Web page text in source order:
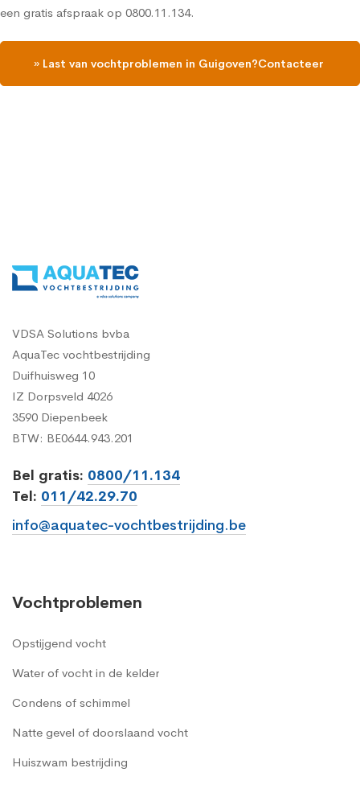
een gratis afspraak op 0800.11.134.
» Last van vochtproblemen in Guigoven?Contacteer
VDSA Solutions bvba
AquaTec vochtbestrijding
Duifhuisweg 10
IZ Dorpsveld 4026
3590 Diepenbeek
BTW: BE0644.943.201
Bel gratis: 0800/11.134
Tel: 011/42.29.70
info@aquatec-vochtbestrijding.be
Vochtproblemen
Opstijgend vocht
Water of vocht in de kelder
Condens of schimmel
Natte gevel of doorslaand vocht
Huiszwam bestrijding